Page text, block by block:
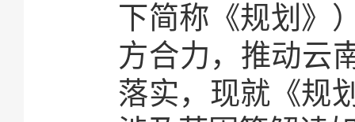
下简称《规划》
方合力，推动云
落实，现就《规